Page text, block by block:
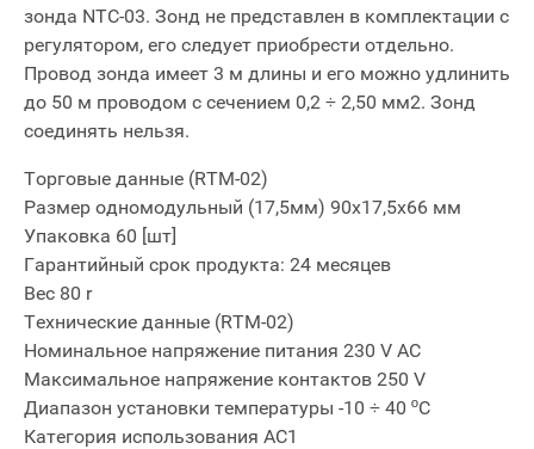
зонда NTC-03. Зонд не представлен в комплектации с
регулятором, его следует приобрести отдельно.
Провод зонда имеет 3 м длины и его можно удлинить
до 50 м проводом с сечением 0,2 ÷ 2,50 мм2. Зонд
соединять нельзя.
Торговые данные (RTM-02)
Размер одномодульный (17,5мм) 90x17,5x66 мм
Упаковка 60 [шт]
Гарантийный срок продукта: 24 месяцев
Bec 80 r
Технические данные (RTM-02)
Номинальное напряжение питания 230 V AC
Максимальное напряжение контактов 250 V
Диапазон установки температуры -10 ÷ 40 ºC
Категория использования AC1